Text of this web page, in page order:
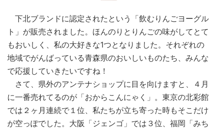
下北ブランドに認定されたという「飲むりんごヨーグル
ト」が販売されました。ほんのりとりんごの味がしてとて
もおいしく、私の大好きな1つとなりました。それぞれの
地域でがんばっている青森県のおいしいものたち、みんな
で応援していきたいですね！
さて、県外のアンテナショップに目を向けますと、４月
に一番売れてるのが「おからこんにゃく」。東京の北彩館
では２ヶ月連続で１位、私たちが立ち寄った時もそこだけ
が空っぽでした。大阪「ジェンゴ」では３位、福岡「みち